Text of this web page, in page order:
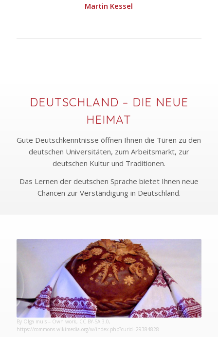
Martin Kessel
DEUTSCHLAND – DIE NEUE
HEIMAT
Gute Deutschkenntnisse öffnen Ihnen die Türen zu den
deutschen Universitäten, zum Arbeitsmarkt, zur
deutschen Kultur und Traditionen.
Das Lernen der deutschen Sprache bietet Ihnen neue
Chancen zur Verständigung in Deutschland.
By Olga muls – Own work, CC BY-SA 3.0,
https://commons.wikimedia.org/w/index.php?curid=29384828